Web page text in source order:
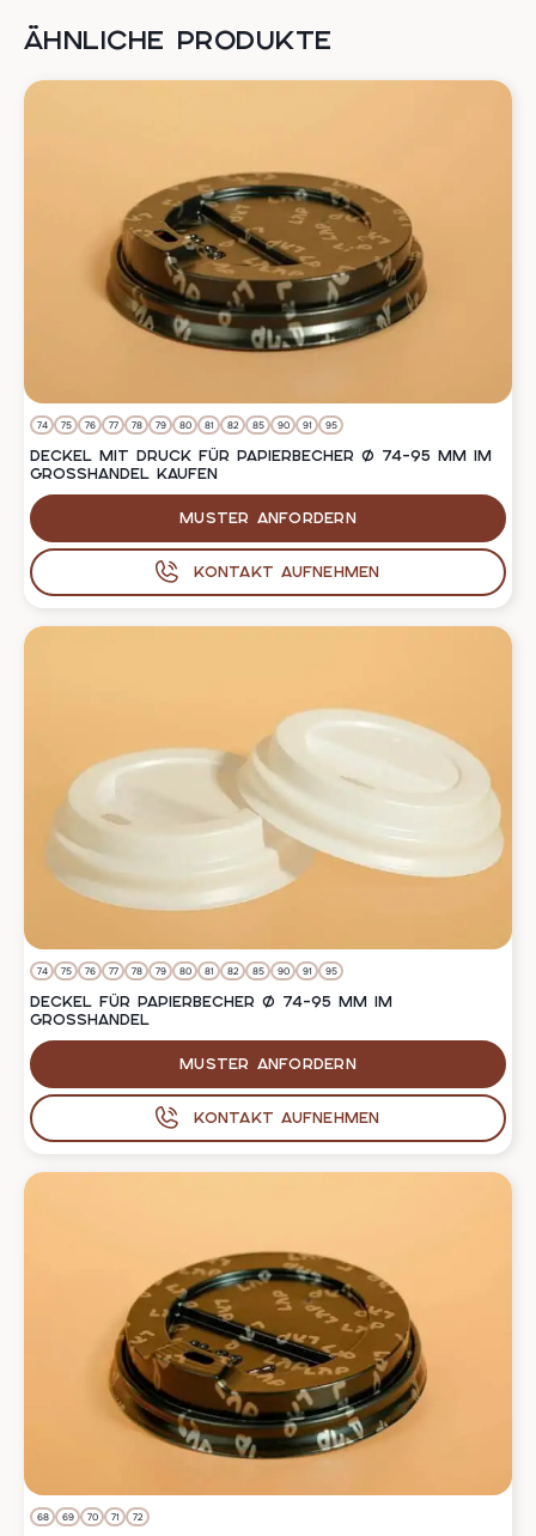
ÄHNLICHE PRODUKTE
74 75 76 77 78 79 80 81 82 85 90 91 95
DECKEL MIT DRUCK FÜR PAPIERBECHER Ø 74–95 MM IM
GROSSHANDEL KAUFEN
Muster anfordern
Kontakt aufnehmen
74 75 76 77 78 79 80 81 82 85 90 91 95
DECKEL FÜR PAPIERBECHER Ø 74–95 MM IM
GROSSHANDEL
Muster anfordern
Kontakt aufnehmen
68 69 70 71 72